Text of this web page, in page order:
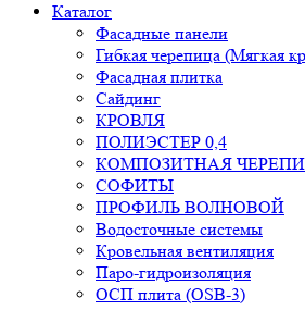
Каталог
Фасадные панели
Гибкая черепица (Мягкая
Фасадная плитка
Сайдинг
КРОВЛЯ
ПОЛИЭСТЕР 0,4
КОМПОЗИТНАЯ
СОФИТЫ
ПРОФИЛЬ ВОЛНОВОЙ
Водосточные системы
Кровельная вентиляция
Паро-гидроизоляция
ОСП плита (OSB-3)